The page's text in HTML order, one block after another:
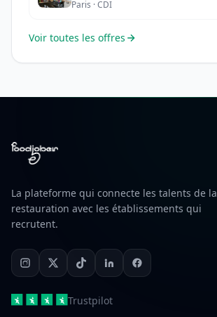
Paris · CDI
Voir toutes les offres
La plateforme qui connecte les talents de la
restauration avec les établissements qui
recrutent.
Trustpilot